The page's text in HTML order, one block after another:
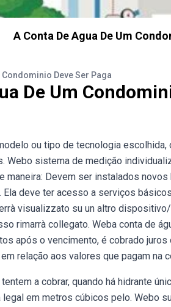
A Conta De Agua De Um
Condominio Deve Ser Paga
De Um
ou tipo de tecnologia
Webo sistema de medição
maneira: Devem ser instalados
Ela deve ter acesso a serviços
visualizzato su un altro
rimarrà collegato. Weba conta de
após o vencimento, é cobrado
relação aos valores que pagam na
a cobrar, quando há hidrante
em metros cúbicos pelo. Webo